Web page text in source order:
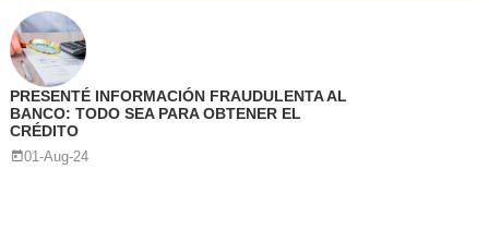
PRESENTÉ INFORMACIÓN FRAUDULENTA AL
BANCO: TODO SEA PARA OBTENER EL
CRÉDITO
01-Aug-24